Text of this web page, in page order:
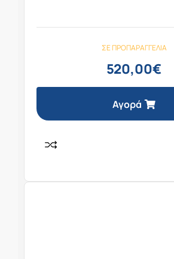
ΣΕ ΠΡΟΠΑΡΑΓΓΕΛΊΑ
520,00€
Αγορά